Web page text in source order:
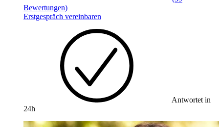
Bewertungen)
Erstgespräch vereinbaren
Antwortet in
24h